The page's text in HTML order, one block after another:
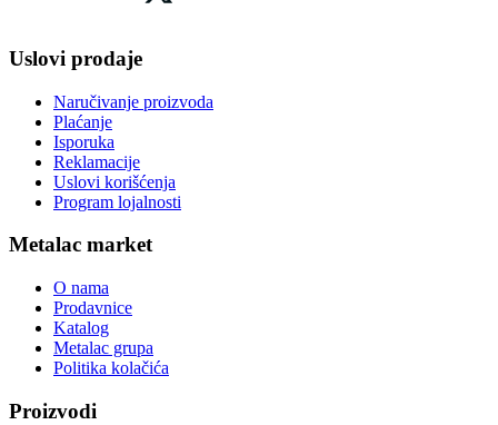
Uslovi prodaje
Naručivanje proizvoda
Plaćanje
Isporuka
Reklamacije
Uslovi korišćenja
Program lojalnosti
Metalac market
O nama
Prodavnice
Katalog
Metalac grupa
Politika kolačića
Proizvodi